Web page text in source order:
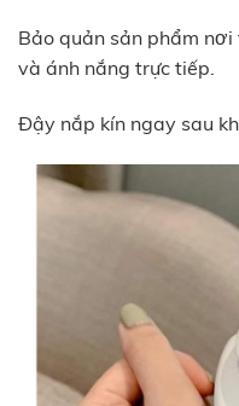
Bảo quản sản phẩm
và ánh nắng trực tiếp.
Đậy nắp kín ngay sau